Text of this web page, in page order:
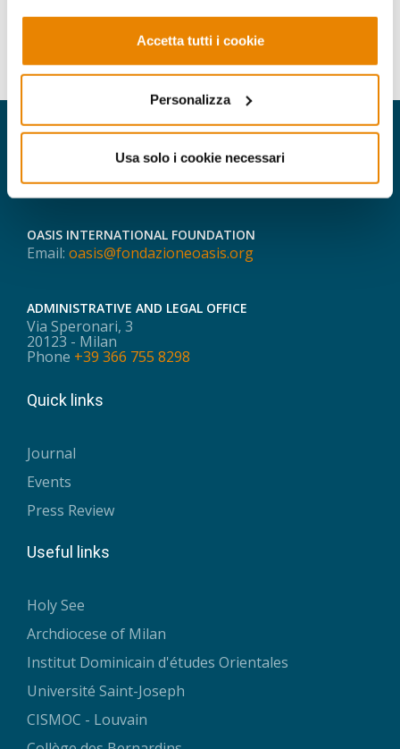
Accetta tutti i cookie
Personalizza
Usa solo i cookie necessari
MAGISTERIUM
OASIS INTERNATIONAL FOUNDATION
Email: oasis@fondazioneoasis.org
ADMINISTRATIVE AND LEGAL OFFICE
Via Speronari, 3
20123 - Milan
Phone +39 366 755 8298
Quick links
Journal
Events
Press Review
Useful links
Holy See
Archdiocese of Milan
Institut Dominicain d'études Orientales
Université Saint-Joseph
CISMOC - Louvain